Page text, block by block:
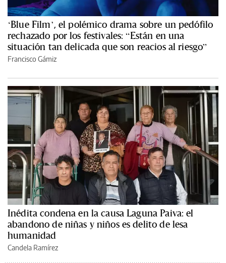
‘Blue Film’, el polémico drama sobre un pedófilo
rechazado por los festivales: “Están en una
situación tan delicada que son reacios al riesgo”
Francisco Gámiz
Inédita condena en la causa Laguna Paiva: el
abandono de niñas y niños es delito de lesa
humanidad
Candela Ramírez